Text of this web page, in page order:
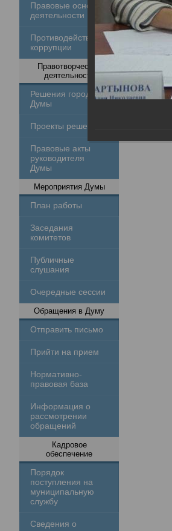
Правовые основы
деятельности
Противодействие
коррупции
Правотворческая
деятельность
Решения городской
Думы
Проекты решений
Правовые акты
руководителя
Думы
Мероприятия Думы
План работы
Заседания
комитетов
Публичные
слушания
Очередные сессии
Обращения в Думу
Отправить письмо
Прийти на прием
Нормативно-
правовая база
Информация о
рассмотрении
обращений
Кадровое
обеспечение
Порядок
поступления на
муниципальную
службу
Сведения о